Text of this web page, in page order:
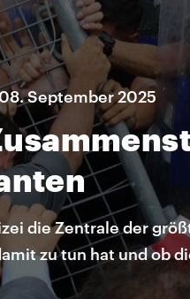
September 2025
die Zentrale der
zu tun hat und ob